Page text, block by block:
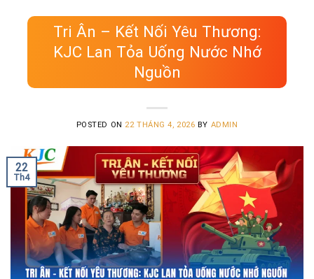
Tri Ân – Kết Nối Yêu Thương:
KJC Lan Tỏa Uống Nước Nhớ
Nguồn
POSTED ON 22 THÁNG 4, 2026 BY ADMIN
22
Th4